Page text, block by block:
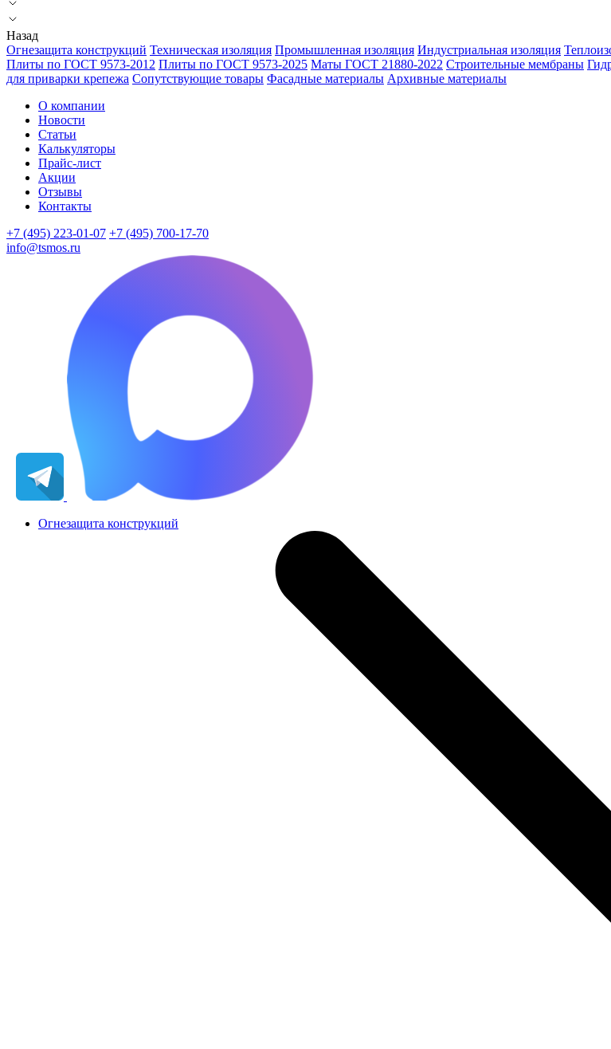
Назад
Огнезащита конструкций Техническая изоляция Промышленная изоляция Индустриальная изоляция
Плиты по ГОСТ 9573-2012 Плиты по ГОСТ 9573-2025 Маты ГОСТ 21880-2022 Строительные мембраны
для приварки крепежа Сопутствующие товары Фасадные материалы Архивные материалы
О компании
Новости
Статьи
Калькуляторы
Прайс-лист
Акции
Отзывы
Контакты
+7 (495) 223-01-07 +7 (495) 700-17-70
info@tsmos.ru
Огнезащита конструкций